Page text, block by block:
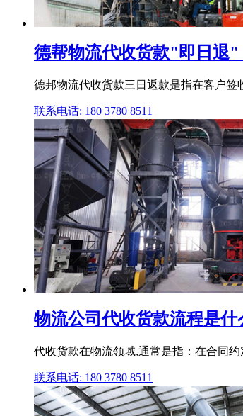
德帮物流代收货款"即日退
德邦物流代收货款三日返款是指在客户签
联系电话: 180 3780 8511
物流公司代收货款流程是什
代收货款在物流领域,通常是指：在合同
联系电话: 180 3780 8511